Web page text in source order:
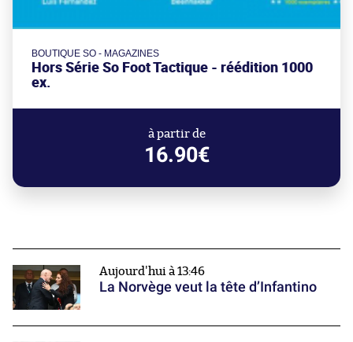
BOUTIQUE SO - MAGAZINES
Hors Série So Foot Tactique - réédition 1000
ex.
à partir de
16.90€
Aujourd'hui à 13:46
La Norvège veut la tête d’Infantino